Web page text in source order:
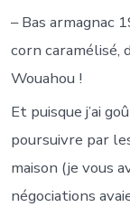
– Bas armagnac
corn caramélisé,
Wouahou !
Et puisque j’ai
poursuivre par
maison (je vous
négociations